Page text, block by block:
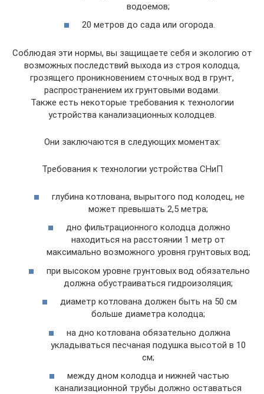
водоемов;
20 метров до сада или огорода.
Соблюдая эти нормы, вы защищаете себя и экологию от
возможных последствий выхода из строя колодца,
грозящего проникновением сточных вод в грунт,
распространением их грунтовыми водами.
Также есть некоторые требования к технологии
устройства канализационных колодцев.
Они заключаются в следующих моментах:
Требования к технологии устройства СНиП
глубина котлована, вырытого под колодец, не
может превышать 2,5 метра;
дно фильтрационного колодца должно
находиться на расстоянии 1 метр от
максимально возможного уровня грунтовых вод;
при высоком уровне грунтовых вод обязательно
должна обустраиваться гидроизоляция;
диаметр котлована должен быть на 50 см
больше диаметра колодца;
на дно котлована обязательно должна
укладываться песчаная подушка высотой в 10
см;
между дном колодца и нижней частью
канализационной трубы должно оставаться